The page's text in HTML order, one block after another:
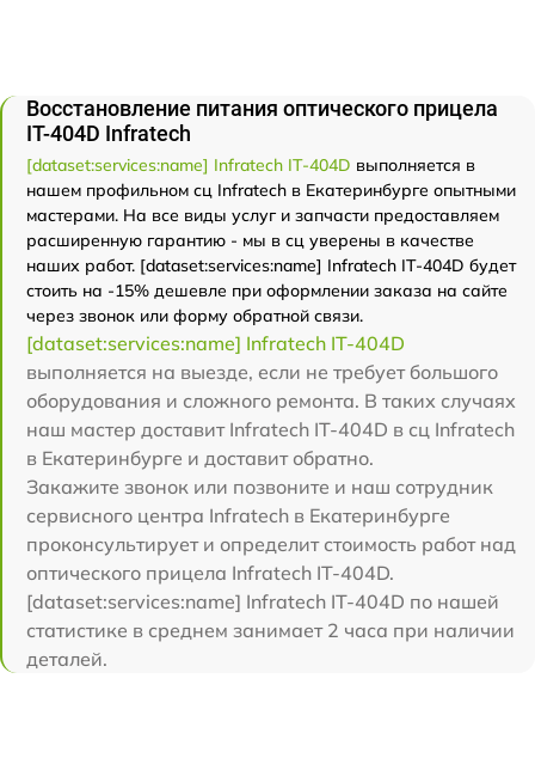
Восстановление питания оптического прицела
IT-404D Infratech
[dataset:services:name] Infratech IT-404D выполняется в
нашем профильном сц Infratech в Екатеринбурге опытными
мастерами. На все виды услуг и запчасти предоставляем
расширенную гарантию - мы в сц уверены в качестве
наших работ. [dataset:services:name] Infratech IT-404D будет
стоить на -15% дешевле при оформлении заказа на сайте
через звонок или форму обратной связи.
[dataset:services:name] Infratech IT-404D
выполняется на выезде, если не требует большого
оборудования и сложного ремонта. В таких случаях
наш мастер доставит Infratech IT-404D в сц Infratech
в Екатеринбурге и доставит обратно.
Закажите звонок или позвоните и наш сотрудник
сервисного центра Infratech в Екатеринбурге
проконсультирует и определит стоимость работ над
оптического прицела Infratech IT-404D.
[dataset:services:name] Infratech IT-404D по нашей
статистике в среднем занимает 2 часа при наличии
деталей.